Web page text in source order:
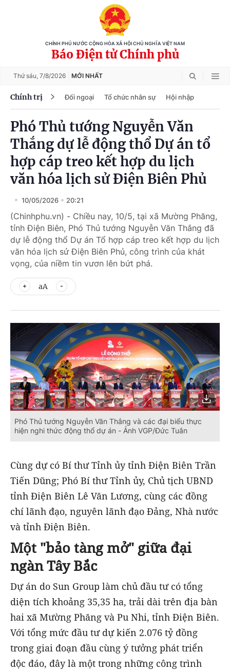
CHÍNH PHỦ NƯỚC CỘNG HÒA XÃ HỘI CHỦ NGHĨA VIỆT NAM
Báo Điện tử Chính phủ
Thứ sáu, 7/8/2026 MỚI NHẤT
Chính trị Đối ngoại Tổ chức nhân sự Hội nhập
Phó Thủ tướng Nguyễn Văn
Thắng dự lễ động thổ Dự án tổ
hợp cáp treo kết hợp du lịch
văn hóa lịch sử Điện Biên Phủ
10/05/2026 20:21
(Chinhphu.vn) - Chiều nay, 10/5, tại xã Mường Phăng,
tỉnh Điện Biên, Phó Thủ tướng Nguyễn Văn Thắng đã
dự lễ động thổ Dự án Tổ hợp cáp treo kết hợp du lịch
văn hóa lịch sử Điện Biên Phủ, công trình của khát
vọng, của niềm tin vươn lên bứt phá.
aA
Phó Thủ tướng Nguyễn Văn Thắng và các đại biểu thực
hiện nghi thức động thổ dự án - Ảnh VGP/Đức Tuân
Cùng dự có Bí thư Tỉnh ủy tỉnh Điện Biên Trần
Tiến Dũng; Phó Bí thư Tỉnh ủy, Chủ tịch UBND
tỉnh Điện Biên Lê Văn Lương, cùng các đồng
chí lãnh đạo, nguyên lãnh đạo Đảng, Nhà nước
và tỉnh Điện Biên.
Một "bảo tàng mở" giữa đại
ngàn Tây Bắc
Dự án do Sun Group làm chủ đầu tư có tổng
diện tích khoảng 35,35 ha, trải dài trên địa bàn
hai xã Mường Phăng và Pu Nhi, tỉnh Điện Biên.
Với tổng mức đầu tư dự kiến 2.076 tỷ đồng
trong giai đoạn đầu cùng ý tưởng phát triển
độc đáo, đây là một trong những công trình